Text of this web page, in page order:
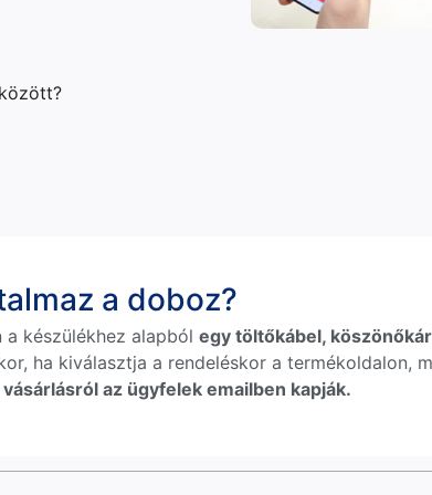
a doboz?
a készülékhez alapbólegy töltőkábel,
ha kiválasztja a rendeléskor a termékoldalon,
az ügyfelek emailben kapják.